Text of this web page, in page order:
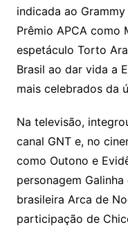
indicada ao
Prêmio APCA como
espetáculo Torto
Brasil ao dar vida a
mais celebrados da
Na televisão,
canal GNT e, no
como Outono e
personagem
brasileira Arca de
participação de